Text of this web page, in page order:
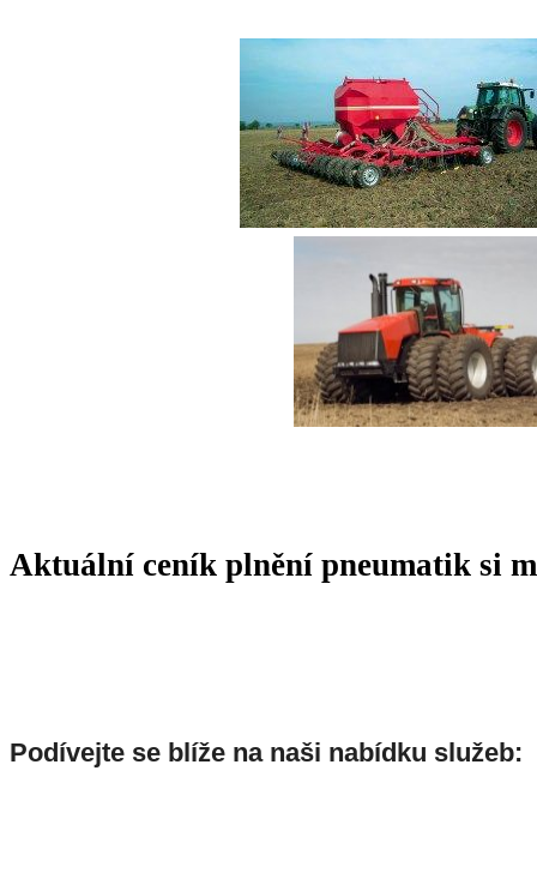
Aktuální ceník plnění pneumatik si
Podívejte se blíže na naši nabídku služeb: